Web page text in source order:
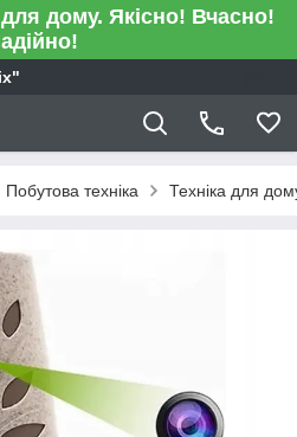
дому. Якісно! Вчасно!
Побутова техніка Техніка для